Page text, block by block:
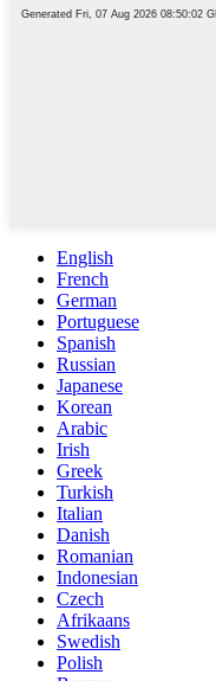
English
French
German
Portuguese
Spanish
Russian
Japanese
Korean
Arabic
Irish
Greek
Turkish
Italian
Danish
Romanian
Indonesian
Czech
Afrikaans
Swedish
Polish